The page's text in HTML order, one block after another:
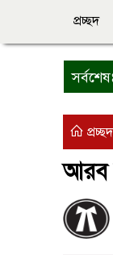
প্রচ্ছদ
প্রচ্ছদ
আরব